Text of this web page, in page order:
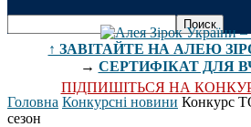
↑ ЗАВІТАЙТЕ НА АЛЕЮ
→ СЕРТИФІКАТ ДЛЯ
ПІДПИШІТЬСЯ НА
Головна Конкурсні новини Конкурс
сезон